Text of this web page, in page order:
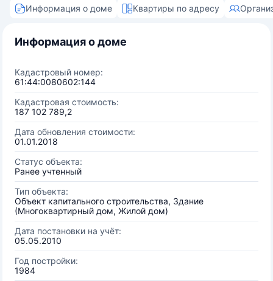
Информация о доме Квартиры по адресу
Информация о доме
Кадастровый номер:
61:44:0080602:144
Кадастровая стоимость:
187 102 789,2
Дата обновления стоимости:
01.01.2018
Статус объекта:
Ранее учтенный
Тип объекта:
Объект капитального строительства, Здание
(Многоквартирный дом, Жилой дом)
Дата постановки на учёт:
05.05.2010
Год постройки:
1984